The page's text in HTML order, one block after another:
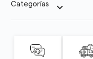
Categorías keyboard_arrow_down